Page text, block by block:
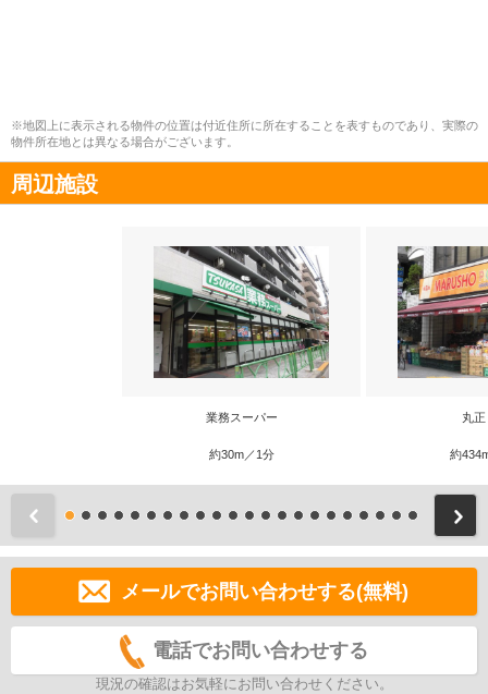
※地図上に表示される物件の位置は付近住所に所在することを表すものであり、実際の
物件所在地とは異なる場合がございます。
周辺施設
業務スーパー
約30m／1分
丸
約
前
メールでお問い合わせする(無料)
電話でお問い合わせする
現況の確認はお気軽にお問い合わせください。